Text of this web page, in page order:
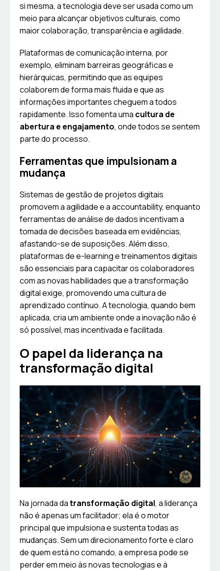
si mesma, a tecnologia deve ser usada como um
meio para alcançar objetivos culturais, como
maior colaboração, transparência e agilidade.
Plataformas de comunicação interna, por
exemplo, eliminam barreiras geográficas e
hierárquicas, permitindo que as equipes
colaborem de forma mais fluida e que as
informações importantes cheguem a todos
rapidamente. Isso fomenta uma cultura de
abertura e engajamento, onde todos se sentem
parte do processo.
Ferramentas que impulsionam a
mudança
Sistemas de gestão de projetos digitais
promovem a agilidade e a accountability, enquanto
ferramentas de análise de dados incentivam a
tomada de decisões baseada em evidências,
afastando-se de suposições. Além disso,
plataformas de e-learning e treinamentos digitais
são essenciais para capacitar os colaboradores
com as novas habilidades que a transformação
digital exige, promovendo uma cultura de
aprendizado contínuo. A tecnologia, quando bem
aplicada, cria um ambiente onde a inovação não é
só possível, mas incentivada e facilitada.
O papel da liderança na
transformação digital
Na jornada datransformação digital, a liderança
não é apenas um facilitador; ela é o motor
principal que impulsiona e sustenta todas as
mudanças. Sem um direcionamento forte e claro
de quem está no comando, a empresa pode se
perder em meio às novas tecnologias e à